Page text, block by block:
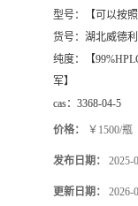
型号：
【可以按
货号： 湖北威德
纯度：
【
军】
cas： 3368-04-5
价格： ￥1500/瓶
发布日期： 2025-
更新日期： 2026-